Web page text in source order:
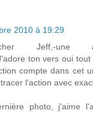
2010 à 19:29
Jeff,-une
ton vers oui
compte dans cet
l'action avec
photo, j'aime